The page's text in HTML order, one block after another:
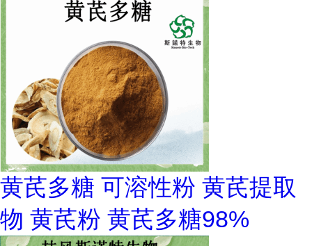
黄芪多糖 可溶性粉 黄芪提取
物 黄芪粉 黄芪多糖98%